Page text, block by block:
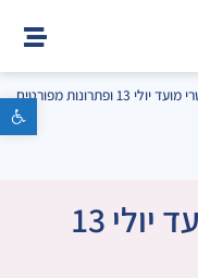
פתח סרגל נגישות
ופתרונות מפורטים
בחינת פסיכומטרי מועד יולי 13